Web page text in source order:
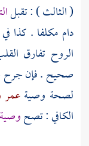
( الثالث ) : تقبل
دام مكلفا . كذا
الروح تفارق
صحيح . فإن جرح
لصحة وصيةعمر
الكافي : تصح